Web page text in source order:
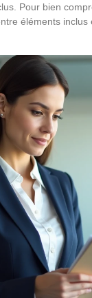
Pour bien
éléments